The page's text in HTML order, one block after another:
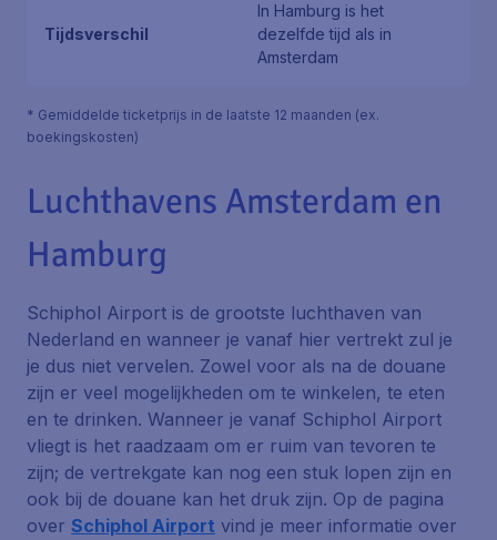
Tijdsverschil
In Hamburg is het
dezelfde tijd als in
Amsterdam
* Gemiddelde ticketprijs in de laatste 12 maanden (ex.
boekingskosten)
Luchthavens Amsterdam en
Hamburg
Schiphol Airport is de grootste luchthaven van
Nederland en wanneer je vanaf hier vertrekt zul je
je dus niet vervelen. Zowel voor als na de douane
zijn er veel mogelijkheden om te winkelen, te eten
en te drinken. Wanneer je vanaf Schiphol Airport
vliegt is het raadzaam om er ruim van tevoren te
zijn; de vertrekgate kan nog een stuk lopen zijn en
ook bij de douane kan het druk zijn. Op de pagina
over Schiphol Airport vind je meer informatie over